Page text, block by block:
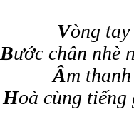
Vòng
Bước chân nhè
Âm
Hoà cùng tiếng